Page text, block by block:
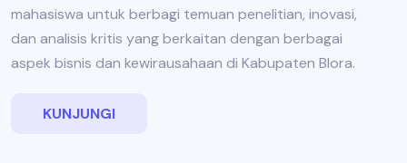
mahasiswa untuk berbagi temuan penelitian, inovasi,
dan analisis kritis yang berkaitan dengan berbagai
aspek bisnis dan kewirausahaan di Kabupaten Blora.
KUNJUNGI